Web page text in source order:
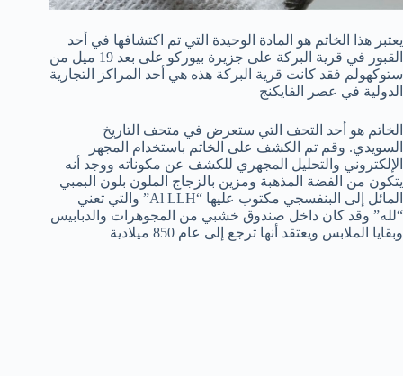
يعتبر هذا الخاتم هو المادة الوحيدة التي تم اكتشافها في أحد
القبور في قرية البركة على جزيرة بيوركو على بعد 19 ميل من
ستوكهولم فقد كانت قرية البركة هذه هي أحد المراكز التجارية
الدولية في عصر الفايكنج
الخاتم هو أحد التحف التي ستعرض في متحف التاريخ
السويدي. وقم تم الكشف على الخاتم باستخدام المجهر
الإلكتروني والتحليل المجهري للكشف عن مكوناته ووجد أنه
يتكون من الفضة المذهبة ومزين بالزجاج الملون بلون البمبي
المائل إلى البنفسجي مكتوب عليها “Al LLH” والتي تعني
“لله” وقد كان داخل صندوق خشبي من المجوهرات والدبابيس
وبقايا الملابس ويعتقد أنها ترجع إلى عام 850 ميلادية